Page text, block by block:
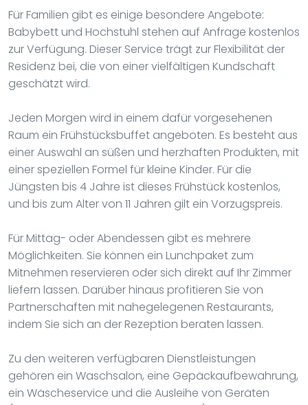
Für Familien gibt es einige besondere Angebote:
Babybett und Hochstuhl stehen auf Anfrage kostenlos
zur Verfügung. Dieser Service trägt zur Flexibilität der
Residenz bei, die von einer vielfältigen Kundschaft
geschätzt wird.
Jeden Morgen wird in einem dafür vorgesehenen
Raum ein Frühstücksbuffet angeboten. Es besteht aus
einer Auswahl an süßen und herzhaften Produkten, mit
einer speziellen Formel für kleine Kinder. Für die
Jüngsten bis 4 Jahre ist dieses Frühstück kostenlos,
und bis zum Alter von 11 Jahren gilt ein Vorzugspreis.
Für Mittag- oder Abendessen gibt es mehrere
Möglichkeiten. Sie können ein Lunchpaket zum
Mitnehmen reservieren oder sich direkt auf Ihr Zimmer
liefern lassen. Darüber hinaus profitieren Sie von
Partnerschaften mit nahegelegenen Restaurants,
indem Sie sich an der Rezeption beraten lassen.
Zu den weiteren verfügbaren Dienstleistungen
gehören ein Waschsalon, eine Gepäckaufbewahrung,
ein Wäscheservice und die Ausleihe von Geräten